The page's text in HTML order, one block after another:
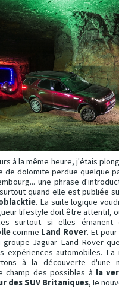
à la même heure, j'étais
de dolomite perdue quelque
une phrase
quand elle est publiée
. La suite logique
lifestyle doit être attentif,
surtout si elles émanent
comme Land Rover. Et
groupe Jaguar Land Rover
expériences automobiles.
à la découverte d'une
champ des possibles à la
des SUV Britaniques, le